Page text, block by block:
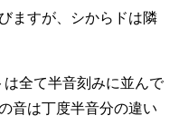
ますが、シからドは隣
全て半音刻みに並んで
音は丁度半音分の違い